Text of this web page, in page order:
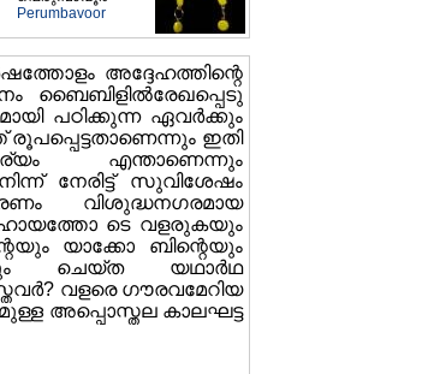
Perumbavoor
അദ്ദേഹത്തിന്റെ
ബൈബിളില്‍രേഖപ്പെടു
പഠിക്കുന്ന ഏവര്‍ക്കും
ഇതി
എന്താണെന്നും
നേരിട്ട് സുവിശേഷം
വിശുദ്ധനഗരമായ
ടെ വളരുകയും
യാക്കോ ബിന്റെയും
ചെയ്ത യഥാര്‍ഥ
വളരെ ഗൗരവമേറിയ
അപ്പൊസ്തല കാലഘട്ട